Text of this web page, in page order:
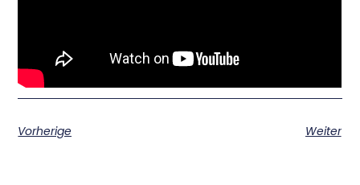
Vorherige Weiter